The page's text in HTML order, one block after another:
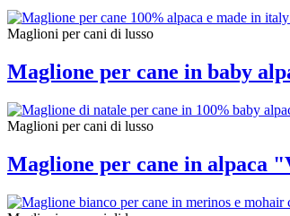
Maglioni per cani di lusso
Maglione per cane in baby
Maglioni per cani di lusso
Maglione per cane in alpaca